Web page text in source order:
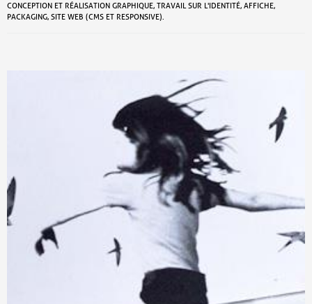
CONCEPTION ET RÉALISATION GRAPHIQUE, TRAVAIL SUR L'IDENTITÉ, AFFICHE,
PACKAGING, SITE WEB (CMS ET RESPONSIVE).